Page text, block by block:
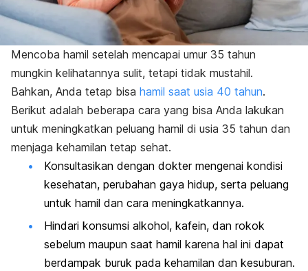
Mencoba hamil setelah mencapai umur 35 tahun
mungkin kelihatannya sulit, tetapi tidak mustahil.
Bahkan, Anda tetap bisa hamil saat usia 40 tahun.
Berikut adalah beberapa cara yang bisa Anda lakukan
untuk meningkatkan peluang hamil di usia 35 tahun dan
menjaga kehamilan tetap sehat.
Konsultasikan dengan dokter mengenai kondisi
kesehatan, perubahan gaya hidup, serta peluang
untuk hamil dan cara meningkatkannya.
Hindari konsumsi alkohol, kafein, dan rokok
sebelum maupun saat hamil karena hal ini dapat
berdampak buruk pada kehamilan dan kesuburan.